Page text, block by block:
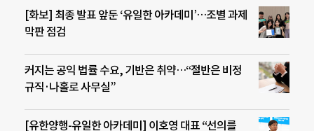
[화보] 최종 발표 앞둔 ‘유일한 아카데미’…조별 과제
막판 점검
커지는 공익 법률 수요, 기반은 취약…“절반은 비정
규직·나홀로 사무실”
[유한양행-유일한 아카데미] 이호영 대표 “선의를